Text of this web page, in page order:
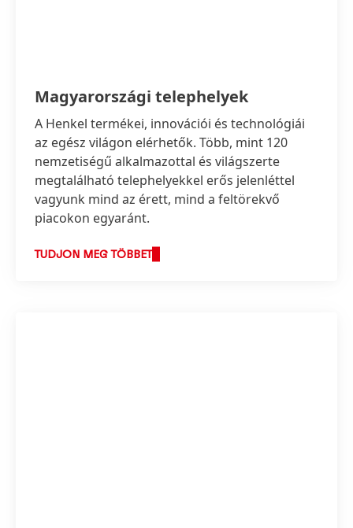
Magyarországi telephelyek
A Henkel termékei, innovációi és technológiái
az egész világon elérhetők. Több, mint 120
nemzetiségű alkalmazottal és világszerte
megtalálható telephelyekkel erős jelenléttel
vagyunk mind az érett, mind a feltörekvő
piacokon egyaránt.
TUDJON MEG TÖBBET